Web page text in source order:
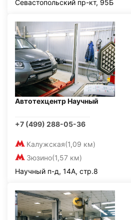
Севастопольский пр-кт, 95Б
Автотехцентр Научный
+7 (499) 288-05-36
Калужская(1,09 км)
Зюзино(1,57 км)
Научный п-д, 14А, стр.8